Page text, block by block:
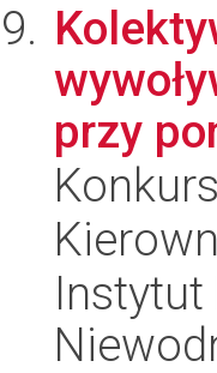
przy
Instytut